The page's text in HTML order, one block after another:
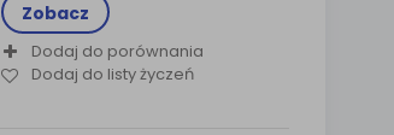
Zobacz
Dodaj do porównania
Dodaj do listy życzeń